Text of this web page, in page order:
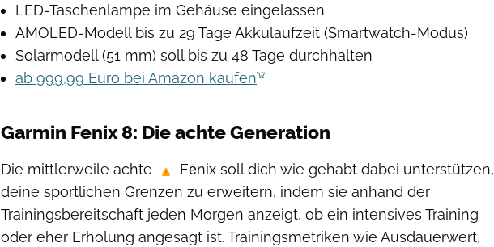
LED-Taschenlampe im Gehäuse eingelassen
AMOLED-Modell bis zu 29 Tage Akkulaufzeit (Smartwatch-Modus)
Solarmodell (51 mm) soll bis zu 48 Tage durchhalten
ab 999,99 Euro bei Amazon kaufen
Garmin Fenix 8: Die achte Generation
Die mittlerweile achte
Fēnix soll dich wie gehabt dabei unterstützen,
deine sportlichen Grenzen zu erweitern, indem sie anhand der
Trainingsbereitschaft jeden Morgen anzeigt, ob ein intensives Training
oder eher Erholung angesagt ist. Trainingsmetriken wie Ausdauerwert,